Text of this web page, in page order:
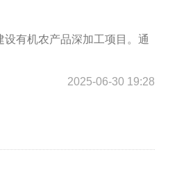
有机农产品深加工项目。通
2025-06-30 19:28